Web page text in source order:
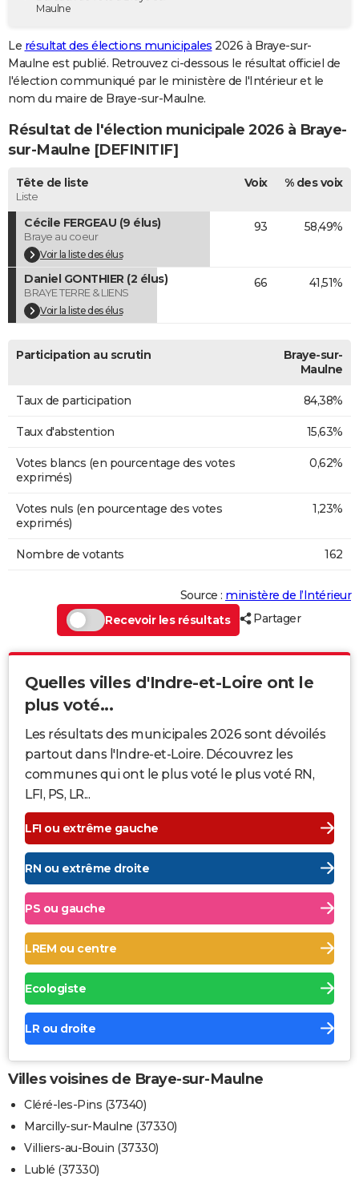
Destinations
City break
Voyage nature
Voyage de noces
Forum
GUIDES D'ACHAT
BONS PLANS
Carte de Noël
Carte Bonne année
Carte Saint-Valentin
Carte Pâques
Carte d'anniversaire
DICTIONNAIRE
Dictionnaire
Biographies
Citations
Expressions
Proverbes
PROGRAMME TV
COPAINS D'AVANT
S'inscrire
Se connecter
Lycées
Collèges
Primaires
Universités
Entreprises
Service militaire
Avis de recherche
AVIS DE DÉCÈS
FORUM
Bricolage
Lifestyle
Culture
Sport
Auto
Television
Voyage
Cinema
Maulne
Le résultat des élections municipales 2026 à Braye-sur-
Maulne est publié. Retrouvez ci-dessous le résultat officiel de
l'élection communiqué par le ministère de l'Intérieur et le
nom du maire de Braye-sur-Maulne.
Résultat de l'élection municipale 2026 à Braye-
sur-Maulne [DEFINITIF]
Tête de liste
Liste
Voix % des voix
Cécile FERGEAU (9 élus)
Braye au coeur
Voir la liste des élus
93 58,49%
Daniel GONTHIER (2 élus)
BRAYE TERRE & LIENS
Voir la liste des élus
66 41,51%
Participation au scrutin
Braye-sur-
Maulne
Taux de participation 84,38%
Taux d'abstention 15,63%
Votes blancs (en pourcentage des votes
exprimés)
0,62%
Votes nuls (en pourcentage des votes
exprimés)
1,23%
Nombre de votants 162
Source : ministère de l’Intérieur
Recevoir les résultats
Partager
Quelles villes d'Indre-et-Loire ont le
plus voté...
Les résultats des municipales 2026 sont dévoilés
partout dans l'Indre-et-Loire. Découvrez les
communes qui ont le plus voté le plus voté RN,
LFI, PS, LR...
LFI ou extrême gauche
RN ou extrême droite
PS ou gauche
LREM ou centre
Ecologiste
LR ou droite
Villes voisines de Braye-sur-Maulne
Cléré-les-Pins (37340)
Marcilly-sur-Maulne (37330)
Villiers-au-Bouin (37330)
Lublé (37330)